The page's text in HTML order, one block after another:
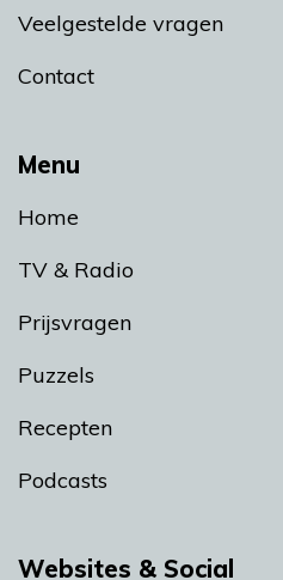
Menu
Home
TV & Radio
Prijsvragen
Puzzels
Recepten
Podcasts
Veelgestelde vragen
Contact
Websites & Social